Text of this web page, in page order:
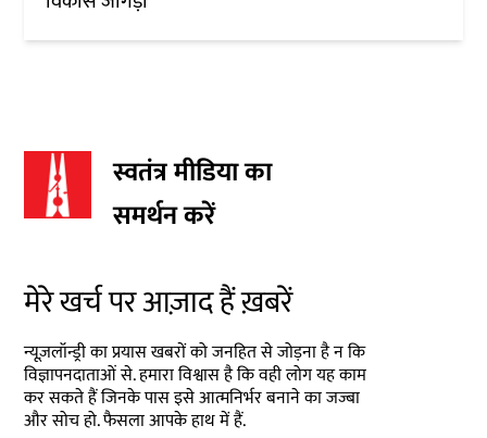
स्वतंत्र मीडिया का
समर्थन करें
मेरे खर्च पर आज़ाद हैं ख़बरें
न्यूज़लॉन्ड्री का प्रयास खबरों को जनहित से जोड़ना है न कि
विज्ञापनदाताओं से. हमारा विश्वास है कि वही लोग यह काम
कर सकते हैं जिनके पास इसे आत्मनिर्भर बनाने का जज्बा
और सोच हो. फैसला आपके हाथ में हैं.